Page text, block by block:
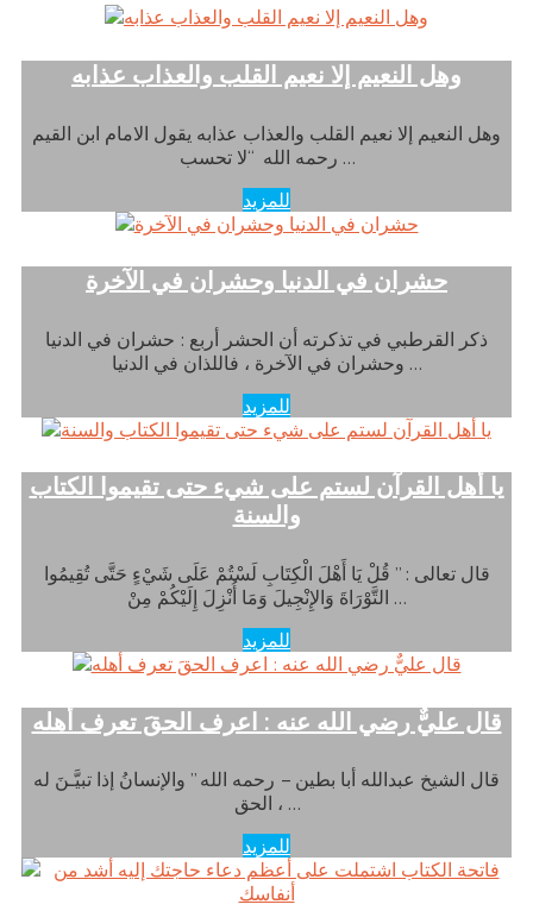
وهل النعيم إلا نعيم القلب والعذاب عذابه
وهل النعيم إلا نعيم القلب والعذاب عذابه يقول الامام ابن القيم
رحمه الله “لا تحسب …
للمزيد
حشران في الدنيا وحشران في الآخرة
ذكر القرطبي في تذكرته أن الحشر أربع : حشران في الدنيا
وحشران في الآخرة ، فاللذان في الدنيا …
للمزيد
يا أهل القرآن لستم على شيء حتى تقيموا الكتاب
والسنة
قال تعالى : ” قُلْ يَا أَهْلَ الْكِتَابِ لَسْتُمْ عَلَى شَيْءٍ حَتَّى تُقِيمُوا
التَّوْرَاةَ وَالإِنْجِيلَ وَمَا أُنْزِلَ إِلَيْكُمْ مِنْ …
للمزيد
قال عليٌّ رضي الله عنه : اعرف الحقَ تعرف أهله
قال الشيخ عبدالله أبا بطين – رحمه الله ” والإنسانُ إذا تبيَّـنَ له
الحق ، …
للمزيد